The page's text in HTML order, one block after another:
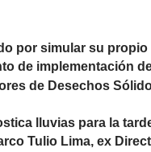
por simular su
de implementación
de Desechos
lluvias para la
Tulio Lima, ex